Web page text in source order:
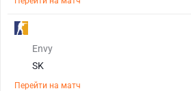
Envy
SK
Перейти на матч